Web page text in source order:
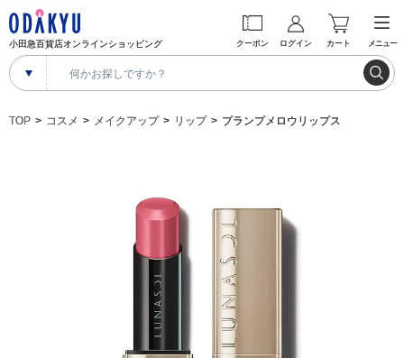
小田急百貨店オンラインショッピング クーポン ログイン カート メニュー
TOP コスメ メイクアップ リップ プランプメロウリップス